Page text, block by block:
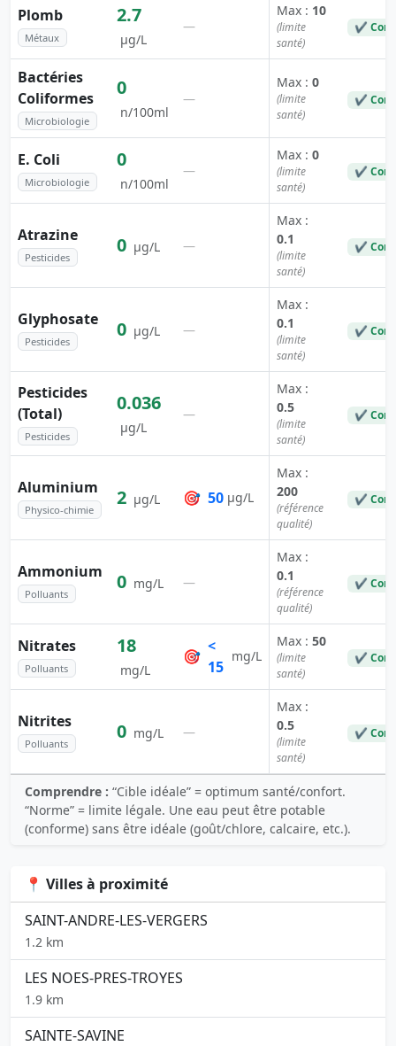
Plomb
Métaux
2.7
µg/L
—
Max : 10
(limite
santé)
✔
Bactéries
Coliformes
Microbiologie
0
n/100ml
—
Max : 0
(limite
santé)
✔
E. Coli
Microbiologie
0
n/100ml
—
Max : 0
(limite
santé)
✔
Atrazine
Pesticides
0 µg/L —
Max :
0.1
(limite
santé)
✔
Glyphosate
Pesticides
0 µg/L —
Max :
0.1
(limite
santé)
✔
Pesticides
(Total)
Pesticides
0.036
µg/L
—
Max :
0.5
(limite
santé)
✔
Aluminium
Physico-chimie
2 µg/L 🎯 50 µg/L
Max :
200
(référence
qualité)
✔
Ammonium
Polluants
0 mg/L —
Max :
0.1
(référence
qualité)
✔
Nitrates
Polluants
18
mg/L
🎯
<
15
mg/L
Max : 50
(limite
santé)
✔
Nitrites
Polluants
0 mg/L —
Max :
0.5
(limite
santé)
✔
Comprendre : “Cible idéale” = optimum santé/confort.
“Norme” = limite légale. Une eau peut être potable
(conforme) sans être idéale (goût/chlore, calcaire, etc.).
📍 Villes à proximité
SAINT-ANDRE-LES-VERGERS
1.2 km
LES NOES-PRES-TROYES
1.9 km
SAINTE-SAVINE